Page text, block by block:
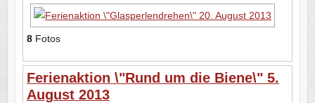
8Fotos
Ferienaktion \"Rund um die Biene\" 5.
August 2013